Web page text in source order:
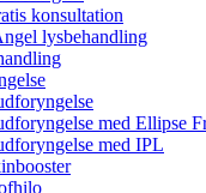
konsultation
lysbehandling
med Ellipse
med IPL